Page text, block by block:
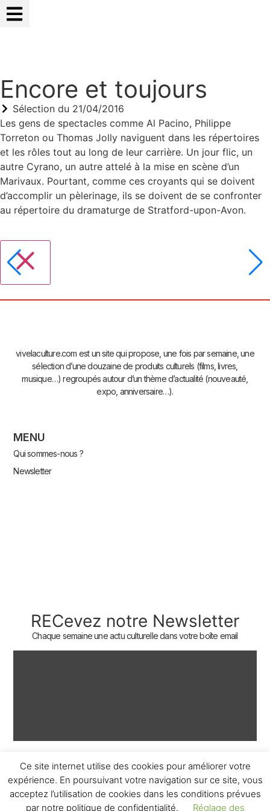
Encore et toujours
Sélection du 21/04/2016
Les gens de spectacles comme Al Pacino, Philippe
Torreton ou Thomas Jolly naviguent dans les répertoires
et les rôles tout au long de leur carrière. Un jour flic, un
autre Cyrano, un autre attelé à la mise en scène d’un
Marivaux. Pourtant, comme ces croyants qui se doivent
d’accomplir un pèlerinage, ils se doivent de se confronter
au répertoire du dramaturge de Stratford-upon-Avon.
vivelaculture.com est un site qui propose, une fois par semaine, une
sélection d’une douzaine de produits culturels (films, livres,
musique…) regroupés autour d’un thème d’actualité (nouveauté,
expo, anniversaire…).
MENU
Qui sommes-nous ?
Newsletter
RECevez notre Newsletter
Chaque semaine une actu culturelle dans votre boîte email
© 2026 – 2 ème Round – Tous droits réservés.
Ce site internet utilise des cookies pour améliorer votre
expérience. En poursuivant votre navigation sur ce site, vous
acceptez l’utilisation de cookies dans les conditions prévues
par notre politique de confidentialité.
Réglage des